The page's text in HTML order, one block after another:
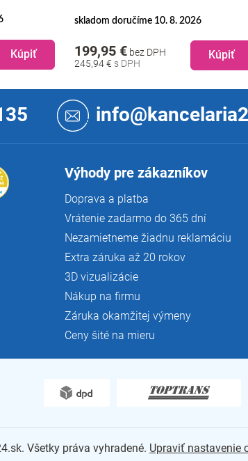
Kúpiť
skladom doručíme 10. 8. 2026
245,94 €
199,95 € bez DPH Kúpiť
Výhody pre zákazníkov
Doprava a platba
Vrátenie zadarmo do 365 dní
Nezamietneme žiadnu reklamáciu
Extra záruka až 20 rokov
3D vizualizácie
Nákup na firmu
Záruka okamžitej výmeny
Ceny šité na mieru
. Všetky práva vyhradené. Upraviť nastavenie